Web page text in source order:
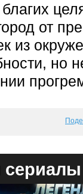
благих
от
из
но